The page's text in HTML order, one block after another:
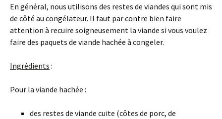
En général, nous utilisons des restes de viandes qui sont mis
de côté au congélateur. Il faut par contre bien faire
attention à recuire soigneusement la viande si vous voulez
faire des paquets de viande hachée à congeler.
Ingrédients :
Pour la viande hachée :
des restes de viande cuite (côtes de porc, de